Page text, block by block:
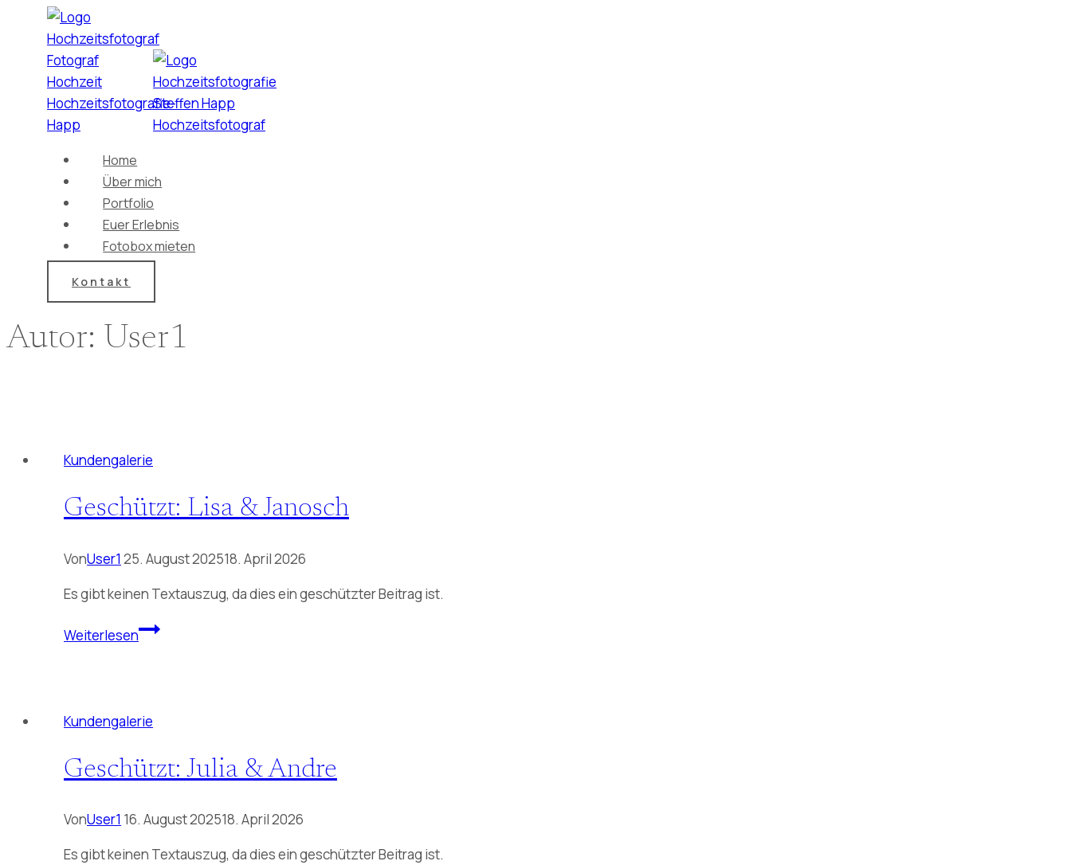
springen
Home
Über mich
Portfolio
Euer Erlebnis
Fotobox mieten
Kontakt
Autor: User1
Kundengalerie
Geschützt: Lisa & Janosch
VonUser1 25. August 202518. April 2026
Es gibt keinen Textauszug, da dies ein geschützter Beitrag ist.
WeiterlesenGeschützt:
Kundengalerie
Geschützt: Julia & Andre
VonUser1 16. August 202518. April 2026
Es gibt keinen Textauszug, da dies ein geschützter Beitrag ist.